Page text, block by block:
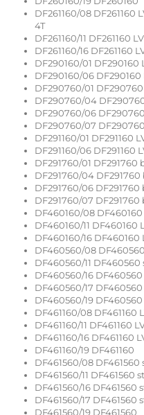
DF261160/08 DF261160
4T
DF261160/11 DF261160
DF261160/16 DF261160
DF290160/01 DF290160
DF290160/06 DF290160
DF290760/01
DF290760/04
DF290760/06
DF290760/07
DF291160/01 DF291160
DF291160/06 DF291160
DF291760/01 DF291760
DF291760/04
DF291760/06 DF291760
DF291760/07 DF291760
DF460160/08 DF460160
DF460160/11 DF460160
DF460160/16 DF460160
DF460560/08
DF460560/11
DF460560/16
DF460560/17
DF460560/19 DF460560
DF461160/08 DF461160
DF461160/11 DF461160
DF461160/16 DF461160
DF461160/19 DF461160
DF461560/08 DF461560
DF461560/11 DF461560
DF461560/16 DF461560
DF461560/17 DF461560
DF461560/19 DF461560